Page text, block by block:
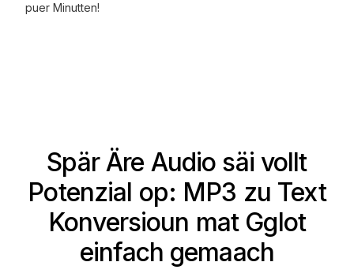
puer Minutten!
Spär Äre Audio säi vollt
Potenzial op: MP3 zu Text
Konversioun mat Gglot
einfach gemaach